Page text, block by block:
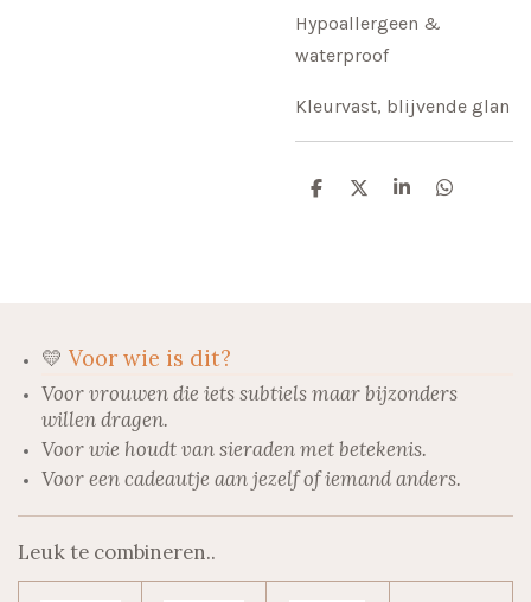
Hypoallergeen &
waterproof
Kleurvast, blijvende glan
D
D
S
D
💛 Voor wie is dit?
Voor vrouwen die iets subtiels maar bijzonders
willen dragen.
Voor wie houdt van sieraden met betekenis.
Voor een cadeautje aan jezelf of iemand anders.
Leuk te combineren..